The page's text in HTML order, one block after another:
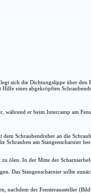
sich die Dichtungslippe über den
eines abgekröpften
er beim Intercamp am
Schraubendreher an die
Schrauben am Stangenscharnier
ölen. In der Mitte der
Das Stangenscharnier sollte
nachdem der Fensteraussteller